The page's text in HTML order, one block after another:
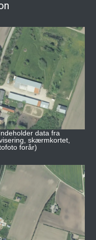
data fra
skærmkortet,
forår)